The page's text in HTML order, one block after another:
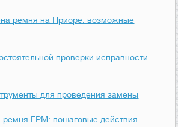
ремня на Приоре: возможные
проверки исправности
для проведения замены
ремня ГРМ: пошаговые действия